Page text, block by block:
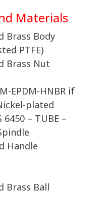
Materials
Brass Body
PTFE)
Brass Nut
EPDM-HNBR if
plated
6450 – TUBE –
Handle
Brass Ball